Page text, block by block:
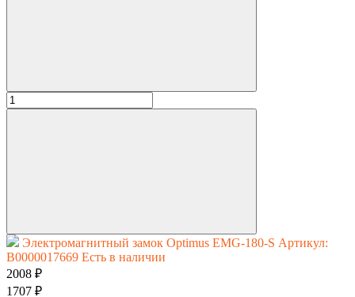
Электромагнитный замок Optimus EMG-180-S Артикул:
В0000017669 Есть в наличии
2008 ₽
1707 ₽